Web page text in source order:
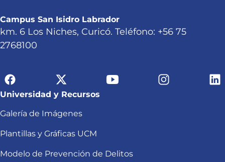
Campus San Isidro Labrador
km. 6 Los Niches, Curicó. Teléfono: +56 75
2768100
Universidad y Recursos
Galería de Imágenes
Plantillas y Gráficas UCM
Modelo de Prevención de Delitos